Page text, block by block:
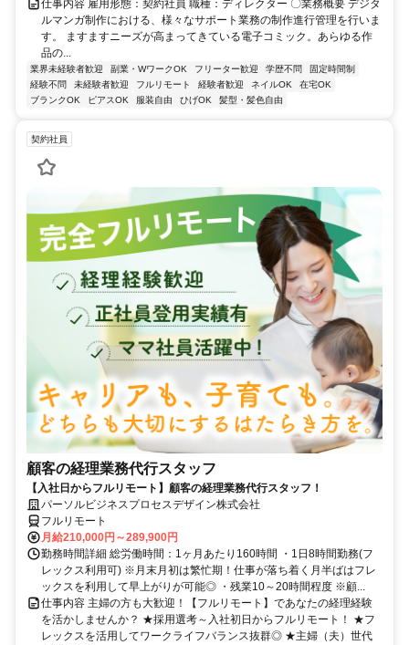
仕事内容 雇用形態：契約社員 職種：ディレクター 〇業務概要 デジタ
ルマンガ制作における、様々なサポート業務の制作進行管理を行いま
す。 ますますニーズが高まってきている電子コミック。あらゆる作
品の...
業界未経験者歓迎 副業・WワークOK フリーター歓迎 学歴不問
固定時間制
経験不問
未経験者歓迎 フルリモート 経験者歓迎 ネイルOK
在宅OK
ブランクOK
ピアスOK 服装自由 ひげOK 髪型・髪色自由
契約社員
顧客の経理業務代行スタッフ
【入社日からフルリモート】顧客の経理業務代行スタッフ！
パーソルビジネスプロセスデザイン株式会社
フルリモート
月給210,000円～289,900円
勤務時間詳細 総労働時間：1ヶ月あたり160時間 ・1日8時間勤務(フ
レックス利用可) ※月末月初は繁忙期！仕事が落ち着く月半ばはフレ
ックスを利用して早上がりが可能◎ ・残業10～20時間程度 ※顧...
仕事内容 主婦の方も大歓迎！【フルリモート】であなたの経理経験
を活かしませんか？ ★採用選考～入社初日からフルリモート！ ★フ
レックスを活用してワークライフバランス抜群◎ ★主婦（夫）世代